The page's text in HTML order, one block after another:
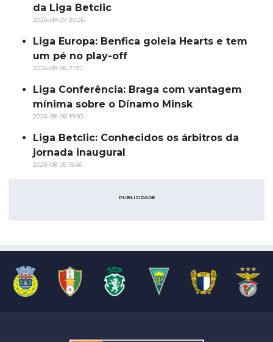
da Liga Betclic
2026-08-07 20:26
Liga Europa: Benfica goleia Hearts e tem
um pé no play-off
2026-08-06 21:10
Liga Conferência: Braga com vantagem
mínima sobre o Dínamo Minsk
2026-08-06 19:30
Liga Betclic: Conhecidos os árbitros da
jornada inaugural
2026-08-05 15:46
PUBLICIDADE